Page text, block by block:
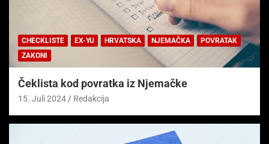
CHECKLISTE EX-YU HRVATSKA NJEMAČKA
POVRATAK
ZAKONI
Čeklista kod povratka iz Njemačke
15. Juli 2024 Redakcija